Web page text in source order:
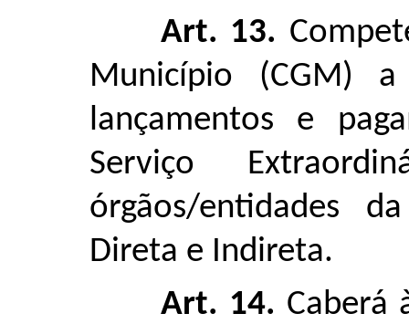
Art. 13.
Município (CGM)
lançamentos e
Serviço
órgãos/entidades
Direta e Indireta.
Art. 14. Caberá